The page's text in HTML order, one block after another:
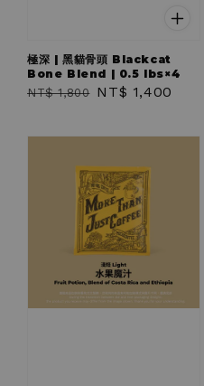
極深 | 黑貓骨頭 Blackcat
Bone Blend | 0.5 lbs×4
Regular
NT$ 1,800 Sale
NT$ 1,400